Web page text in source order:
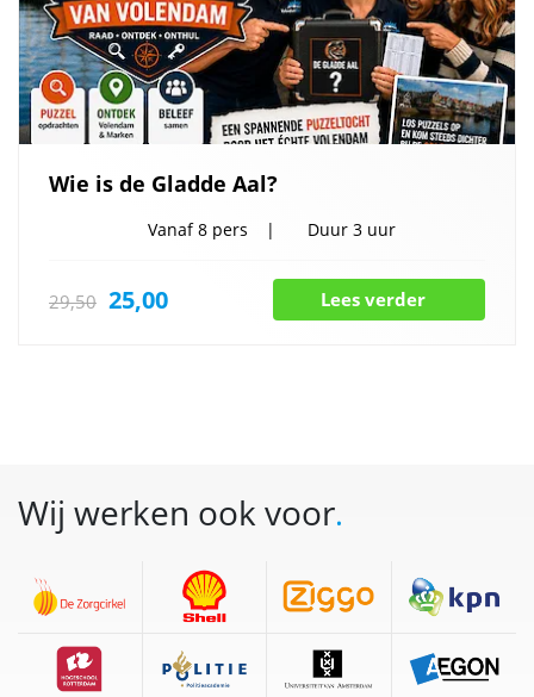
Wie is de Gladde Aal?
Vanaf8 pers Duur 3 uur
29,50 25,00 Lees verder
Wij werken ook voor.